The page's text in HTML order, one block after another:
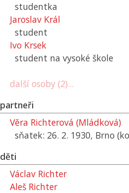
studentka
Jaroslav Král
student
Ivo Krsek
student na vysoké škole
další osoby (2)...
partneři
Věra Richterová (Mládková)
sňatek: 26. 2. 1930, Brno
děti
Václav Richter
Aleš Richter